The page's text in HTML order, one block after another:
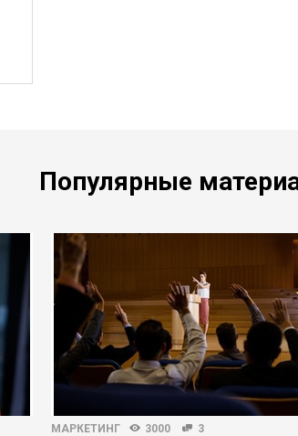
Популярные
МАРКЕТИНГ 3000 3